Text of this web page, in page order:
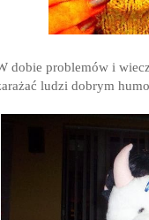
dobie problemów i
ludzi dobrym